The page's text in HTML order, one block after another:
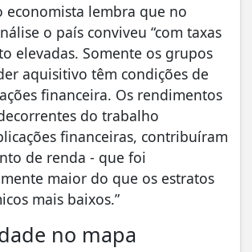
economista lembra que no
o país conviveu “com taxas
elevadas. Somente os grupos
aquisitivo têm condições de
financeira. Os rendimentos
do trabalho
financeiras, contribuíram
de renda - que foi
maior do que os estratos
mais baixos.”
no mapa